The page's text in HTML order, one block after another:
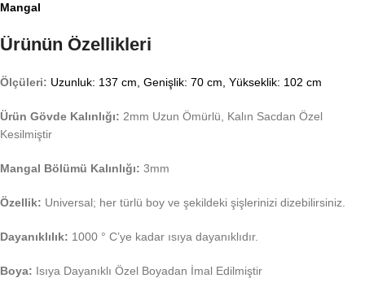
Mangal
Ürünün Özellikleri
Ölçüleri: Uzunluk: 137 cm, Genişlik: 70 cm, Yükseklik: 102 cm
Ürün Gövde Kalınlığı: 2mm Uzun Ömürlü, Kalın Sacdan Özel
Kesilmiştir
Mangal Bölümü Kalınlığı: 3mm
Özellik: Universal; her türlü boy ve şekildeki şişlerinizi dizebilirsiniz.
Dayanıklılık: 1000 ° C’ye kadar ısıya dayanıklıdır.
Boya: Isıya Dayanıklı Özel Boyadan İmal Edilmiştir